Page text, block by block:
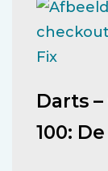
Darts
100: